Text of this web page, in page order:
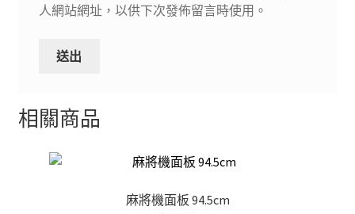
人網站網址，以供下次發佈留言時使用。
相關商品
麻將機面板 94.5cm